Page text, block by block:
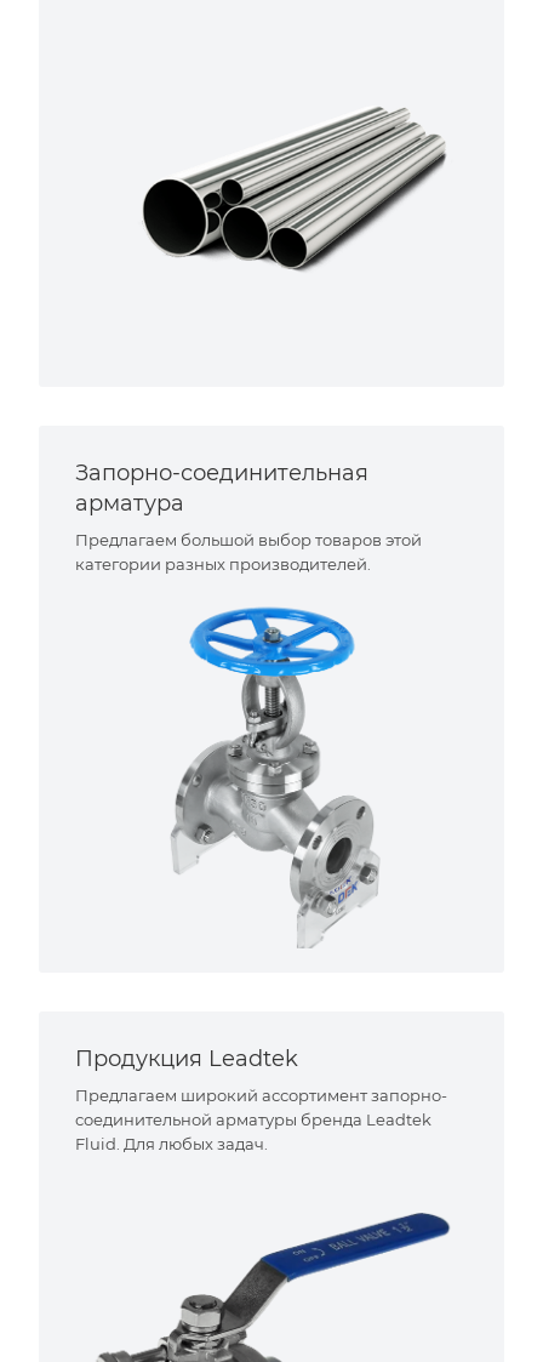
Запорно-соединительная
арматура
Предлагаем большой выбор товаров этой
категории разных производителей.
Продукция Leadtek
Предлагаем широкий ассортимент запорно-
соединительной арматуры бренда Leadtek
Fluid. Для любых задач.